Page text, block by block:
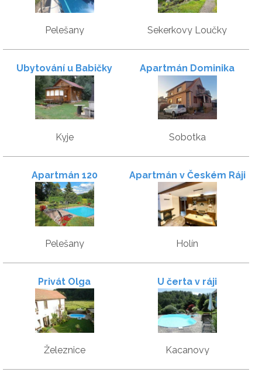
Pelešany Sekerkovy Loučky
Ubytování u Babičky
Kyje
Apartmán Dominika
Sobotka
Apartmán 120
Pelešany
Apartmán v Českém Ráji
Holín
Privát Olga
Železnice
U čerta v ráji
Kacanovy